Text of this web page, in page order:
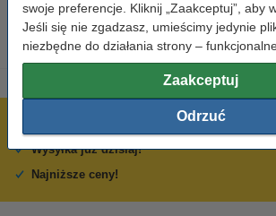
swoje preferencje. Kliknij „Zaakceptuj”, aby
Jeśli się nie zgadzasz, umieścimy jedynie
niezbędne do działania strony –
Zaakceptuj
Odrzuć
600 tysięcy zadowolonych klientów
Wysyłka już dzisiaj!
Najniższe ceny!